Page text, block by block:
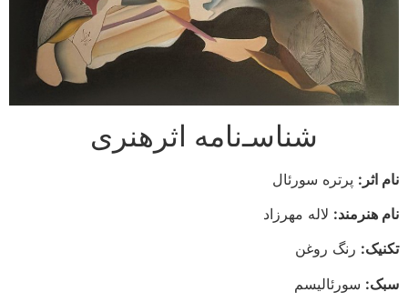
شناسـ‌نامه اثرهنری
نام اثر: پرتره سورئال
نام هنرمند: لاله مهرزاد
تکنیک: رنگ روغن
سبک: سورئالیسم